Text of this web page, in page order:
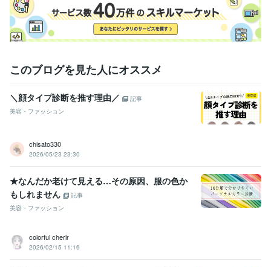
このブログを見た人にオススメ
＼顔タイプ診断を推す理由／
記事
美容・ファッション
chisato330
2026/05/23 23:30
★なんだか老けて見える…その原因、服の色か
もしれません
記事
美容・ファッション
colorful cherir
2026/02/15 11:16